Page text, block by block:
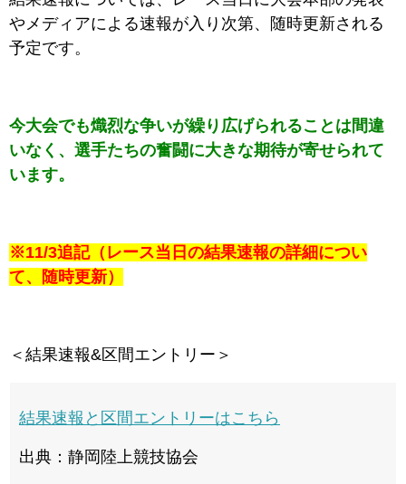
やメディアによる速報が入り次第、随時更新される
予定です。
今大会でも熾烈な争いが繰り広げられることは間違
いなく、選手たちの奮闘に大きな期待が寄せられて
います。
※11/3追記（レース当日の結果速報の詳細につい
て、随時更新）
＜結果速報&区間エントリー＞
結果速報と区間エントリーはこちら
出典：静岡陸上競技協会